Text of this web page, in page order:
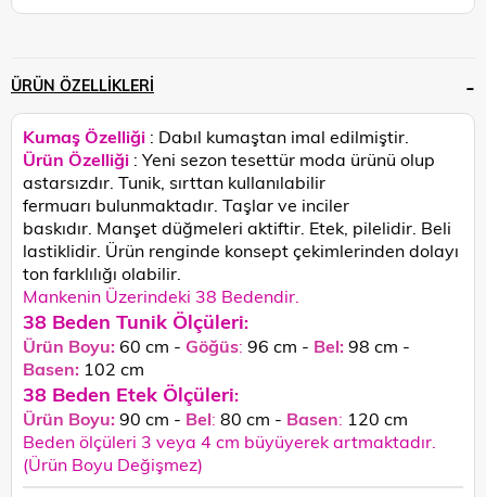
ÜRÜN ÖZELLIKLERI
Kumaş Özelliği : Dabıl kumaştan imal edilmiştir.
Ürün Özelliği : Yeni sezon tesettür moda ürünü olup
astarsızdır. Tunik, sırttan kullanılabilir
fermuarı bulunmaktadır. Taşlar ve inciler
baskıdır. Manşet düğmeleri aktiftir. Etek, pilelidir. Beli
lastiklidir. Ürün renginde konsept çekimlerinden dolayı
ton farklılığı olabilir.
Mankenin Üzerindeki 38 Bedendir.
38 Beden Tunik Ölçüleri:
Ürün Boyu:60 cm - Göğüs: 96 cm - Bel:98 cm -
Basen: 102 cm
38 Beden Etek Ölçüleri:
Ürün Boyu:90 cm - Bel: 80 cm - Basen: 120 cm
Beden ölçüleri 3 veya 4 cm büyüyerek artmaktadır.
(Ürün Boyu Değişmez)